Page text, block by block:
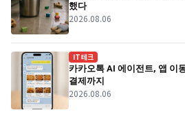
했다
2026.08.06
IT테크
카카오톡 AI 에이전트, 앱 이
결제까지
2026.08.06